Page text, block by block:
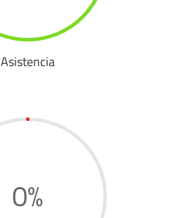
Asistencia
0%